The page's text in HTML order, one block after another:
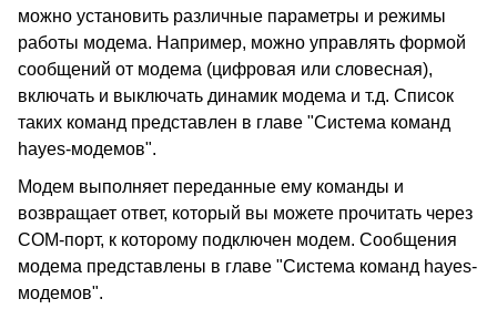
можно установить различные параметры и режимы
работы модема. Например, можно управлять формой
сообщений от модема (цифровая или словесная),
включать и выключать динамик модема и т.д. Список
таких команд представлен в главе "Система команд
hayes-модемов".
Модем выполняет переданные ему команды и
возвращает ответ, который вы можете прочитать через
COM-порт, к которому подключен модем. Сообщения
модема представлены в главе "Система команд hayes-
модемов".